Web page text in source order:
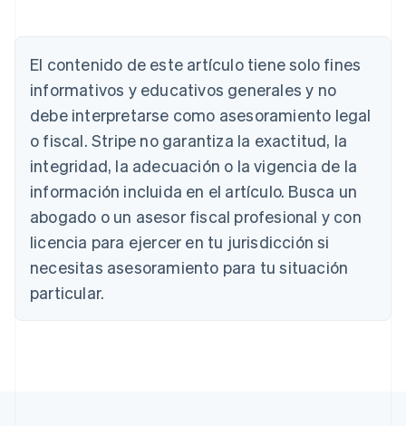
El contenido de este artículo tiene solo fines
informativos y educativos generales y no
debe interpretarse como asesoramiento legal
o fiscal. Stripe no garantiza la exactitud, la
integridad, la adecuación o la vigencia de la
información incluida en el artículo. Busca un
abogado o un asesor fiscal profesional y con
licencia para ejercer en tu jurisdicción si
necesitas asesoramiento para tu situación
particular.
Alemania
Deutsch English
Australia
English
Austria
DeutschEnglish
Bélgica
Nederlands
Brasil
PortuguêsEnglish